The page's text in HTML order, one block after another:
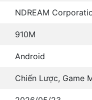
NDREAM
910M
Android
Chiến Lược, Game